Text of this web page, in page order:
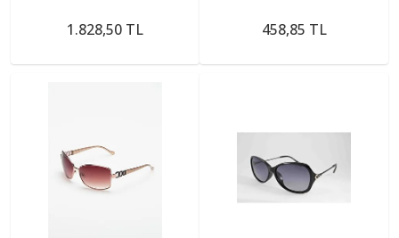
1.828,50 TL 458,85 TL